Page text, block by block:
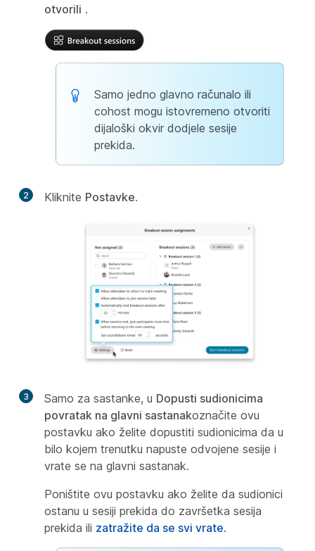
otvorili .
Samo jedno glavno računalo ili
cohost mogu istovremeno otvoriti
dijaloški okvir dodjele sesije
prekida.
2 Kliknite Postavke.
3 Samo za sastanke, u Dopusti sudionicima
povratak na glavni sastanakoznačite ovu
postavku ako želite dopustiti sudionicima da u
bilo kojem trenutku napuste odvojene sesije i
vrate se na glavni sastanak.
Poništite ovu postavku ako želite da sudionici
ostanu u sesiji prekida do završetka sesija
prekida ili zatražite da se svi vrate.